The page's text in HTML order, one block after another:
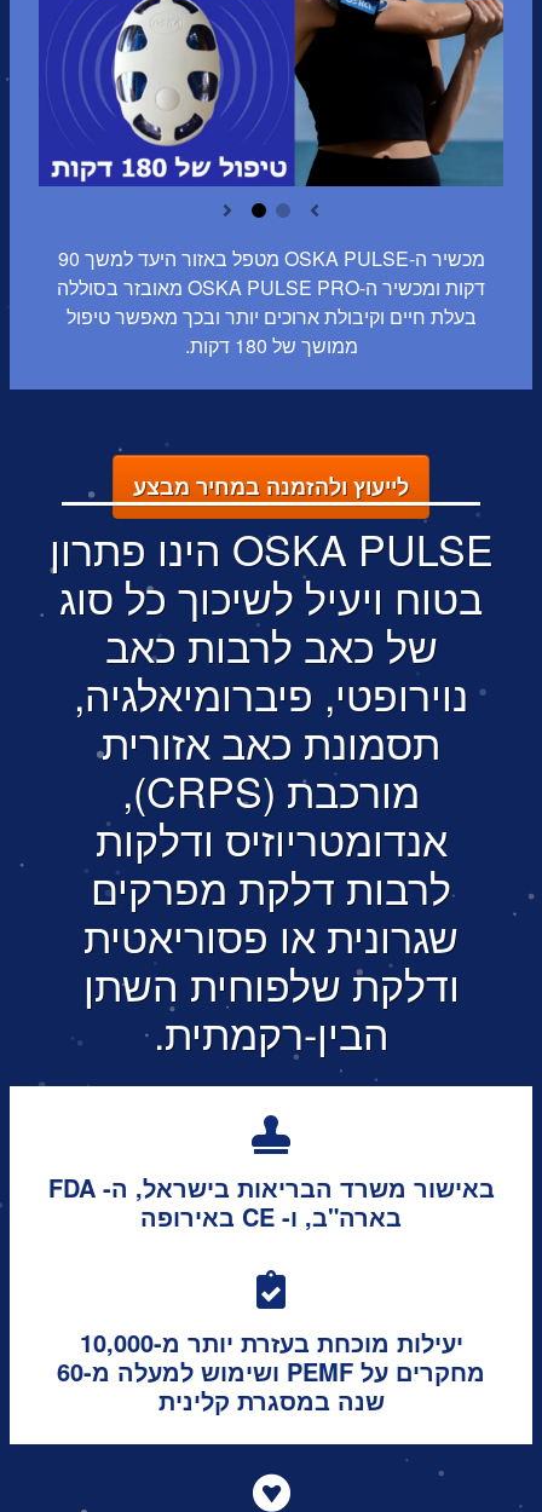
מכשיר ה-OSKA PULSE מטפל באזור היעד למשך 90
דקות ומכשיר ה-OSKA PULSE PRO מאובזר בסוללה
בעלת חיים וקיבולת ארוכים יותר ובכך מאפשר טיפול
ממושך של 180 דקות.
לייעוץ ולהזמנה במחיר מבצע
OSKA PULSE הינו פתרון
בטוח ויעיל לשיכוך כל סוג
של כאב לרבות כאב
נוירופטי, פיברומיאלגיה,
תסמונת כאב אזורית
מורכבת (CRPS),
אנדומטריוזיס ודלקות
לרבות דלקת מפרקים
שגרונית או פסוריאטית
ודלקת שלפוחית השתן
הבין-רקמתית.
באישור משרד הבריאות בישראל, ה- FDA
בארה"ב, ו- CE באירופה
יעילות מוכחת בעזרת יותר מ-10,000
מחקרים על PEMF ושימוש למעלה מ-60
שנה במסגרת קלינית